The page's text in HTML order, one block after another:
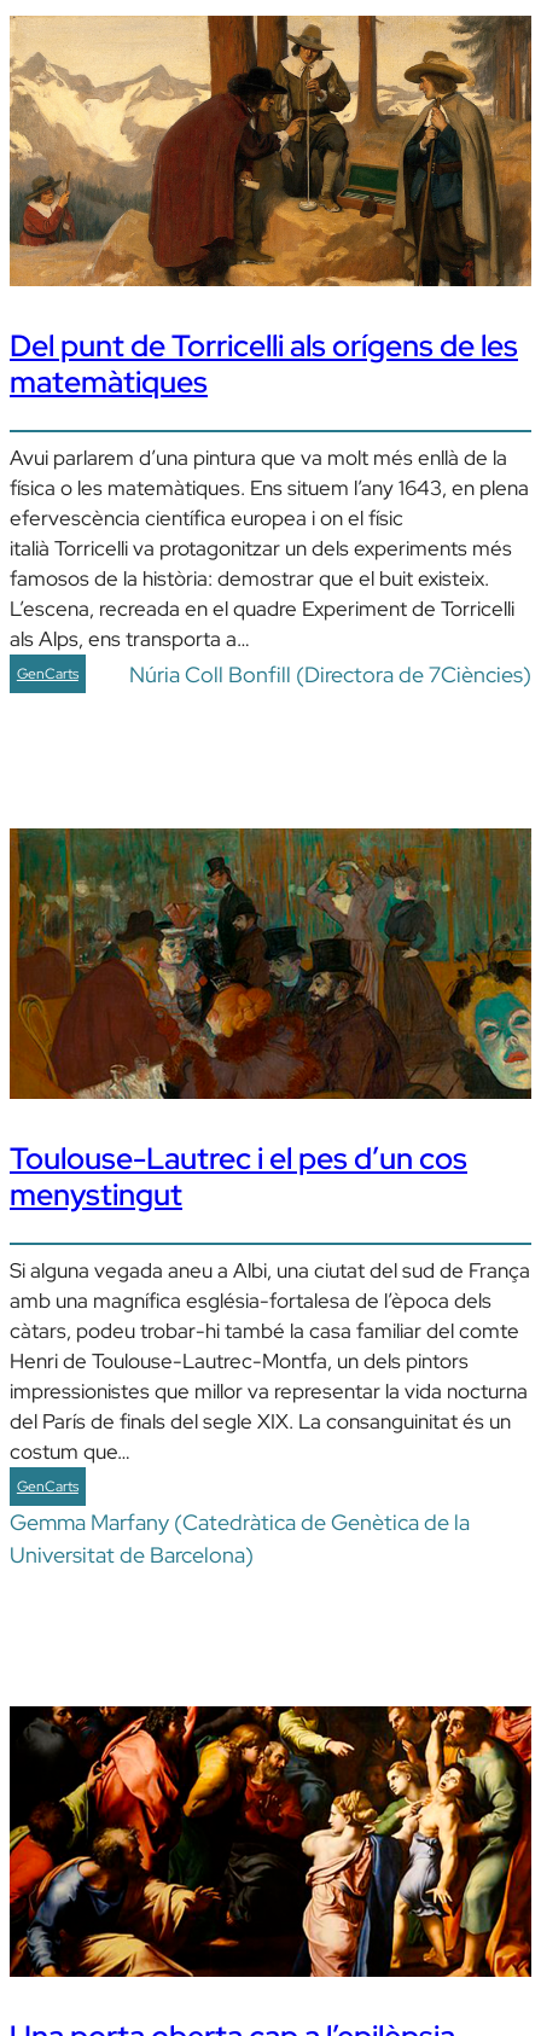
Del punt de Torricelli als orígens de les
matemàtiques
Avui parlarem d’una pintura que va molt més enllà de la
física o les matemàtiques. Ens situem l’any 1643, en plena
efervescència científica europea i on el físic
italià Torricelli va protagonitzar un dels experiments més
famosos de la història: demostrar que el buit existeix.
L’escena, recreada en el quadre Experiment de Torricelli
als Alps, ens transporta a…
GenCarts Núria Coll Bonfill (Directora de 7Ciències)
Toulouse-Lautrec i el pes d’un cos
menystingut
Si alguna vegada aneu a Albi, una ciutat del sud de França
amb una magnífica església-fortalesa de l’època dels
càtars, podeu trobar-hi també la casa familiar del comte
Henri de Toulouse-Lautrec-Montfa, un dels pintors
impressionistes que millor va representar la vida nocturna
del París de finals del segle XIX. La consanguinitat és un
costum que…
GenCarts
Gemma Marfany (Catedràtica de Genètica de la
Universitat de Barcelona)